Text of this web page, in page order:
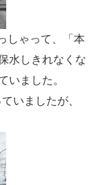
しゃって、「本
水しきれなくな
いました。
いましたが、